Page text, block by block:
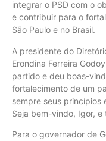
integrar o PSD com o
e contribuir para o
São Paulo e no Brasil.
A presidente do
Erondina Ferreira
partido e deu boas-
fortalecimento de um
sempre seus princípios
Seja bem-vindo, Igor, e
Para o governador de